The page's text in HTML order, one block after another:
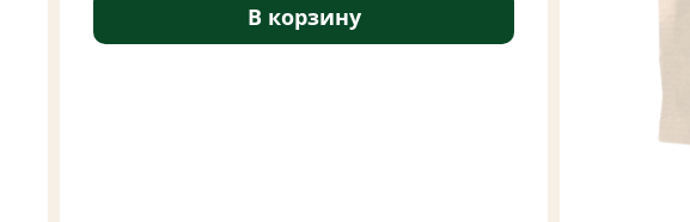
В корзину